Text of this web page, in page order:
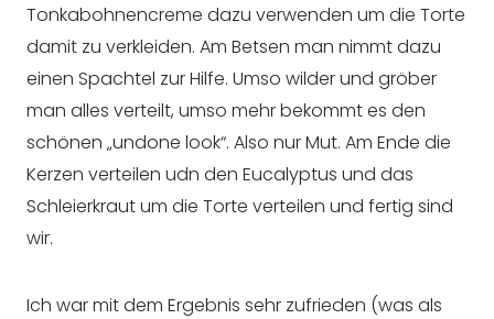
Tonkabohnencreme dazu verwenden um die Torte
damit zu verkleiden. Am Betsen man nimmt dazu
einen Spachtel zur Hilfe. Umso wilder und gröber
man alles verteilt, umso mehr bekommt es den
schönen „undone look“. Also nur Mut. Am Ende die
Kerzen verteilen udn den Eucalyptus und das
Schleierkraut um die Torte verteilen und fertig sind
wir.
Ich war mit dem Ergebnis sehr zufrieden (was als